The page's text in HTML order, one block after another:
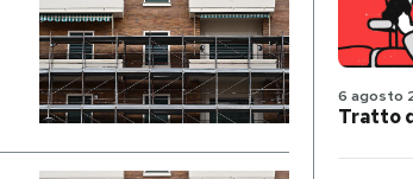
6 agosto
Tratto